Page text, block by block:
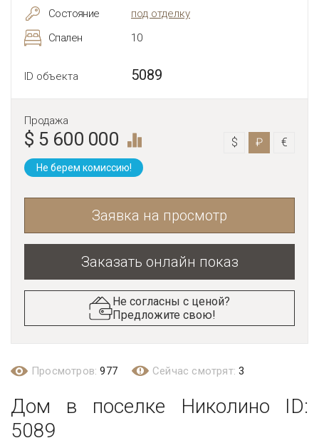
Состояние
под отделку
Спален
10
ID объекта 5089
Продажа
$ 5 600 000 $ ₽ €
Не берем комиссию!
Заявка на просмотр
Заказать онлайн показ
Не согласны с ценой?
Предложите свою!
Просмотров:977 Сейчас смотрят:3
Дом в поселке Николино ID:
5089